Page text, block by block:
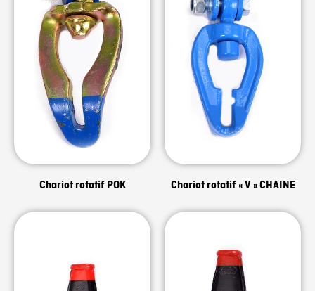
Chariot rotatif POK Chariot rotatif « V » CHAINE